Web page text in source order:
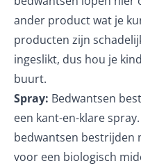
ander product wat je
producten zijn
ingeslikt, dus hou je
buurt.
Spray: Bedwantsen
een kant-en-klare
bedwantsen bestrijden
voor een biologisch